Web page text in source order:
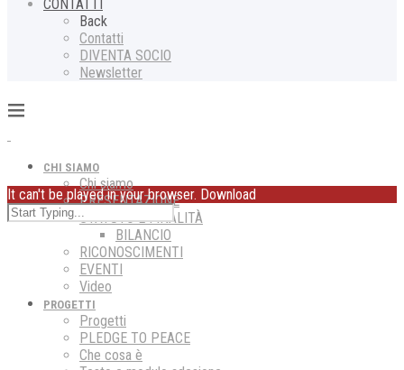
CONTATTI
Back
Contatti
DIVENTA SOCIO
Newsletter
CHI SIAMO
Chi siamo
PRESENTAZIONE
STATUTO E FINALITÀ
BILANCIO
RICONOSCIMENTI
EVENTI
Video
PROGETTI
Progetti
PLEDGE TO PEACE
Che cosa è
It can't be played in your browser. Download